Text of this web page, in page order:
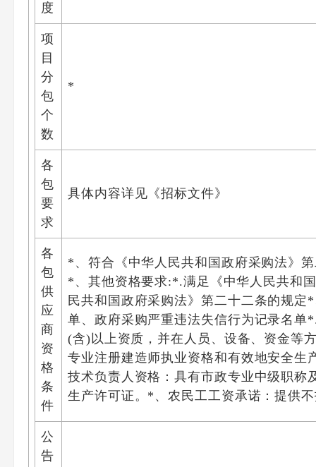
度
项
目
分
包
个
数
*
各
包
要
求
具体内容详见《招标文件》
各
包
供
应
商
资
格
条
件
*、符合《中华人民共和国政府采购法》
*、其他资格要求:*.满足《中华人民共和
民共和国政府采购法》第二十二条的规
单、政府采购严重违法失信行为记录名
(含)以上资质，并在人员、设备、资金等
专业注册建造师执业资格和有效地安全
技术负责人资格：具有市政专业中级职
生产许可证。*、农民工工资承诺：提供
公
告